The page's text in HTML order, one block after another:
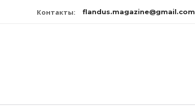
Контакты: flandus.magazine@gmail.com